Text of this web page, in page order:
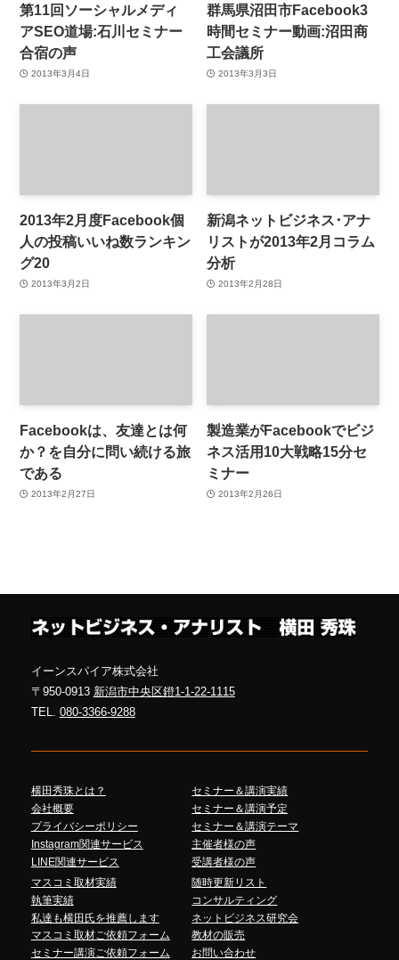
第11回ソーシャルメディ
アSEO道場:石川セミナー
合宿の声
2013年3月4日
群馬県沼田市Facebook3
時間セミナー動画:沼田商
工会議所
2013年3月3日
2013年2月度Facebook個
人の投稿いいね数ランキン
グ20
2013年3月2日
新潟ネットビジネス･アナ
リストが2013年2月コラム
分析
2013年2月28日
Facebookは、友達とは何
か？を自分に問い続ける旅
である
2013年2月27日
製造業がFacebookでビジ
ネス活用10大戦略15分セ
ミナー
2013年2月26日
イーンスパイア株式会社
〒950-0913 新潟市中央区鐙1-1-22-1115
TEL. 080-3366-9288
横田秀珠とは？
会社概要
プライバシーポリシー
Instagram関連サービス
LINE関連サービス
セミナー＆講演実績
セミナー＆講演予定
セミナー＆講演テーマ
主催者様の声
受講者様の声
マスコミ取材実績
執筆実績
私達も横田氏を推薦します
マスコミ取材ご依頼フォーム
セミナー講演ご依頼フォーム
随時更新リスト
コンサルティング
ネットビジネス研究会
教材の販売
お問い合わせ